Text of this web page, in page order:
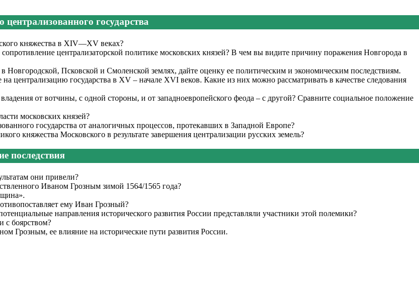
централизованного государства
княжества в XIV—XV веках?
централизаторской политике московских князей? В чем вы видите причину поражения Новгорода в
Псковской и Смоленской землях, дайте оценку ее политическим и экономическим последствиям.
централизацию государства в XV – начале XVI веков. Какие из них можно рассматривать в качестве следования
от вотчины, с одной стороны, и от западноевропейского феода – с другой? Сравните социальное положение
московских князей?
государства от аналогичных процессов, протекавших в Западной Европе?
княжества Московского в результате завершения централизации русских земель?
последствия
они привели?
Иваном Грозным зимой 1564/1565 года?
ему Иван Грозный?
направления исторического развития России представляли участники этой полемики?
с боярством?
Грозным, ее влияние на исторические пути развития России.